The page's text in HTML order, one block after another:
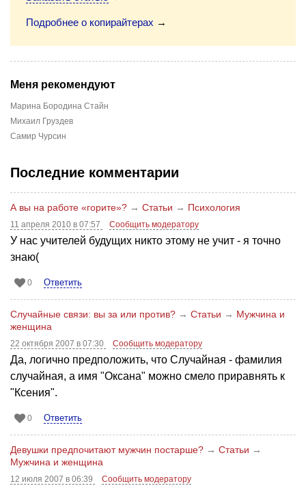
Подробнее о копирайтерах →
Меня рекомендуют
Марина Бородина Стайн
Михаил Груздев
Самир Чурсин
Последние комментарии
А вы на работе «горите»? → Статьи → Психология
11 апреля 2010 в 07:57 Сообщить модератору
У нас учителей будущих никто этому не учит - я точно
знаю(
0 Ответить
Случайные связи: вы за или против? → Статьи → Мужчина и
женщина
22 октября 2007 в 07:30 Сообщить модератору
Да, логично предположить, что Случайная - фамилия
случайная, а имя "Оксана" можно смело приравнять к
"Ксения".
0 Ответить
Девушки предпочитают мужчин постарше? → Статьи →
Мужчина и женщина
12 июля 2007 в 06:39 Сообщить модератору